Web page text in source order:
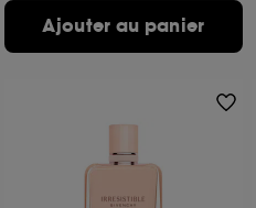
Ajouter au panier